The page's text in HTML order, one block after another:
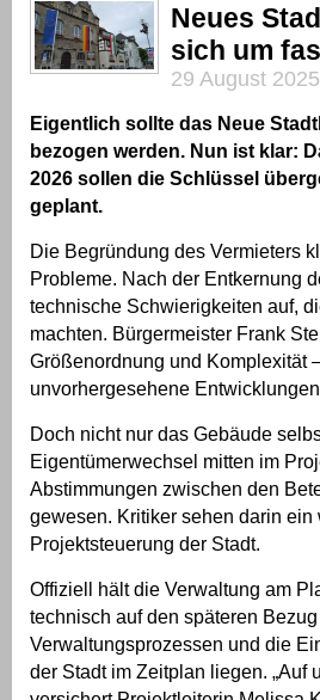
Neues
sich um
29 August
Eigentlich sollte das Neue
bezogen werden. Nun ist klar:
2026 sollen die Schlüssel
geplant.
Die Begründung des Vermieters
Probleme. Nach der Entkernung
technische Schwierigkeiten auf,
machten. Bürgermeister Frank
Größenordnung und Komplexität
unvorhergesehene
Doch nicht nur das Gebäude
Eigentümerwechsel mitten im
Abstimmungen zwischen den
gewesen. Kritiker sehen darin
Projektsteuerung der Stadt.
Offiziell hält die Verwaltung am
technisch auf den späteren
Verwaltungsprozessen und die
der Stadt im Zeitplan liegen. „Auf